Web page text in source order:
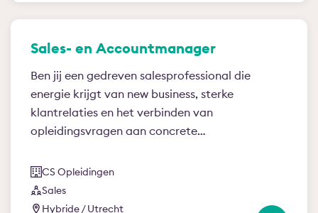
Sales- en Accountmanager
Ben jij een gedreven salesprofessional die
energie krijgt van new business, sterke
klantrelaties en het verbinden van
opleidingsvragen aan concrete…
CS Opleidingen
Sales
Hybride / Utrecht